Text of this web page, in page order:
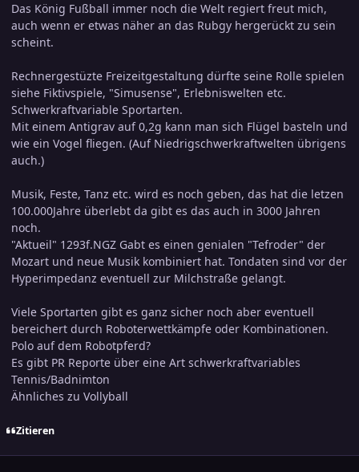
Das König Fußball immer noch die Welt regiert freut mich,
auch wenn er etwas näher an das Rubgy hergerückt zu sein
scheint.
Rechnergestüzte Freizeitgestaltung dürfte seine Rolle spielen
siehe Fiktivspiele, "Simusense", Erlebniswelten etc.
Schwerkraftvariable Sportarten.
Mit einem Antigrav auf 0,2g kann man sich Flügel basteln und
wie ein Vogel fliegen. (Auf Niedrigschwerkraftwelten übrigens
auch.)
Musik, Feste, Tanz etc. wird es noch geben, das hat die letzen
100.000Jahre überlebt da gibt es das auch in 3000 Jahren
noch.
"Aktueil" 1293f.NGZ Gabt es einen genialen "Tefroder" der
Mozart und neue Musik kombiniert hat. Tondaten sind vor der
Hyperimpedanz eventuell zur Milchstraße gelangt.
Viele Sportarten gibt es ganz sicher noch aber eventuell
bereichert durch Roboterwettkämpfe oder Kombinationen.
Polo auf dem Robotpferd?
Es gibt PR Reporte über eine Art schwerkraftvariables
Tennis/Badnimton
Ähnliches zu Vollyball
Zitieren